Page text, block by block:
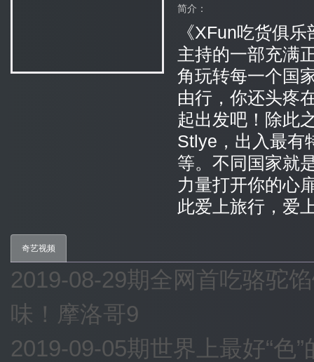
简介：
《XFun吃货俱
主持的一部充满
角玩转每一个国
由行，你还头疼
起出发吧！除此
Stlye，出入最有
等。不同国家就
力量打开你的心
此爱上旅行，爱
奇艺视频
2019-08-29期全网首吃骆驼
味！摩洛哥9
2019-09-05期世界上最好“色